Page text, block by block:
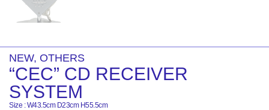
NEW, OTHERS
“CEC” CD RECEIVER
SYSTEM
Size : W43.5cm D23cm H55.5cm